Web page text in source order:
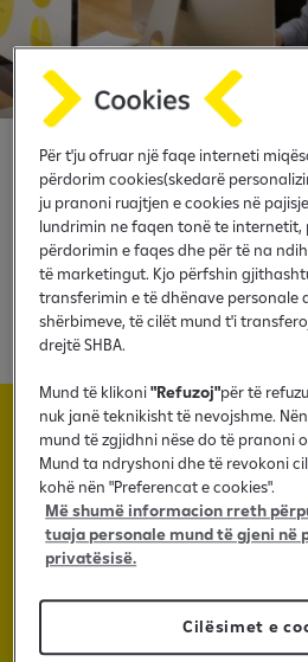
Parimet
Vlerat tradicionale të
themelin për aktivitetet e të
të Raiffeisen. Ato janë
rëndësishme referuese në
përgjegjësisë së saj
Kodi i mirësjelljes
RBKO nuk është e përkushtuar
shërbime bankare me cilësi të
përgjegjësinë sociale dhe
Për t'ju ofruar një faqe interneti
përdorim cookies(skedarë
ju pranoni ruajtjen e cookies në
lundrimin ne faqen tonë te internetit,
përdorimin e faqes dhe për të na
të marketingut. Kjo përfshin
transferimin e të dhënave personale
shërbimeve, të cilët mund t'i
drejtë SHBA.
Mund të klikoni"Refuzoj"për të
nuk janë teknikisht të nevojshme.
mund të zgjidhni nëse do të pranoni
Mund ta ndryshoni dhe të revokoni
kohë nën "Preferencat e cookies".
Më shumë informacion rreth
tuaja personale mund të gjeni në
privatësisë.
Cilësimet e